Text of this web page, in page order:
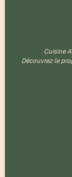
Cuisine
Découvrez le